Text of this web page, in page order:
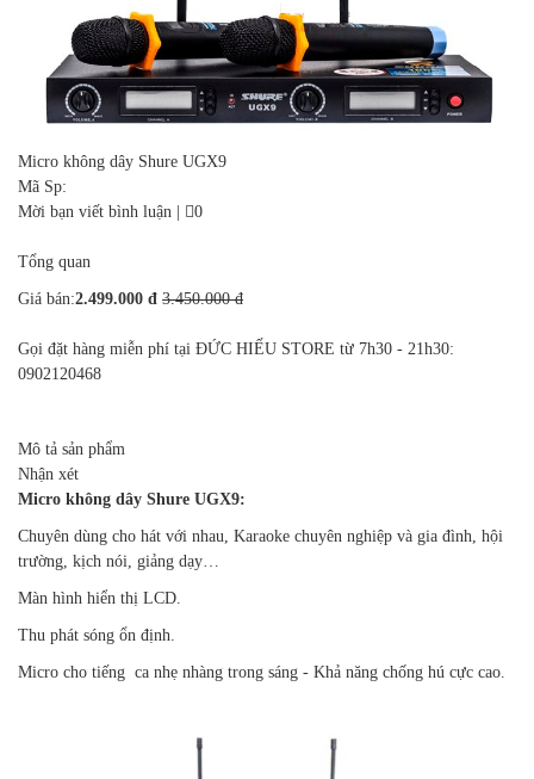
Micro không dây Shure UGX9
Mã Sp:
Mời bạn viết bình luận
0
Tổng quan
Giá bán:2.499.000 đ 3.450.000 đ
Gọi đặt hàng miễn phí tại ĐỨC HIẾU STORE từ 7h30 - 21h30:
0902120468
Mô tả sản phẩm
Nhận xét
Micro không dây Shure UGX9:
Chuyên dùng cho hát với nhau, Karaoke chuyên nghiệp và gia đình, hội
trường, kịch nói, giảng dạy…
Màn hình hiển thị LCD.
Thu phát sóng ổn định.
Micro cho tiếng ca nhẹ nhàng trong sáng - Khả năng chống hú cực cao.